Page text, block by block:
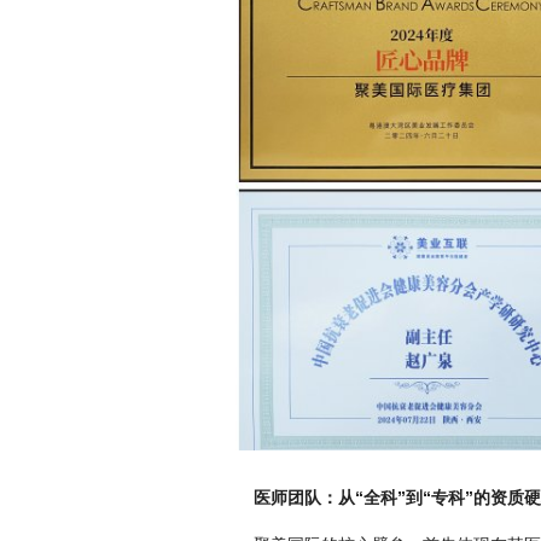
医师团队：从“全科”到“专科”的资质